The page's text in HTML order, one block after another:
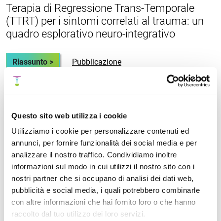
Questo sito web utilizza i cookie
Utilizziamo i cookie per personalizzare contenuti ed
annunci, per fornire funzionalità dei social media e per
analizzare il nostro traffico. Condividiamo inoltre
informazioni sul modo in cui utilizzi il nostro sito con i
nostri partner che si occupano di analisi dei dati web,
pubblicità e social media, i quali potrebbero combinarle
con altre informazioni che hai fornito loro o che hanno
raccolto dal tuo utilizzo dei loro servizi.
Terapia di Regressione Trans-Temporale
(TTRT) per i sintomi correlati al trauma: un
quadro esplorativo neuro-integrativo
Riassunto > Pubblicazione
(FEEL): un quadro somatico per completare
il ciclo dello stress nella paura correlata al
trauma
Riassunto > Pubblicazione